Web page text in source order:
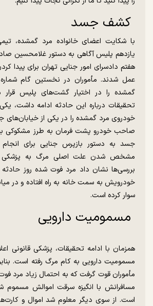
کشف جسد
با شکایت اعضای خانواده مرد گمشده، تیمی
یازدهم پلیس آگاهی به دستور غلامحسین
هفتم دادسرای امور جنایی تهران برای پیدا
عمل شدند. مأموران در نخستین گام
گمشده را در اختیار گشت‌های پلیس قرار
تحقیقات درباره این حادثه ادامه داشت،
خودروی مرد گمشده را در یکی از
صاحب خودرو پشت فرمان به طرز مشکوکی
جسد به دستور بازپرس جنایی برای انجام
مشخص شدن علت اصلی مرگ به پزشکی
بررسی‌ها نشان داد مرد فوت شده روز حادثه
خودرویش به سمت خانه به راه افتاده و در
سوار کرده است.
مسمومیت دارویی
همزمان با ادامه تحقیقات، پزشکی قانونی
مسمومیت دارویی به کام مرگ رفته است.
مأموران قوت گرفت که به احتمال زیاد مرد
مسافرانش با انگیزه سرقت اموالش مسموم
است. از سوی دیگر معلوم شد اموال و